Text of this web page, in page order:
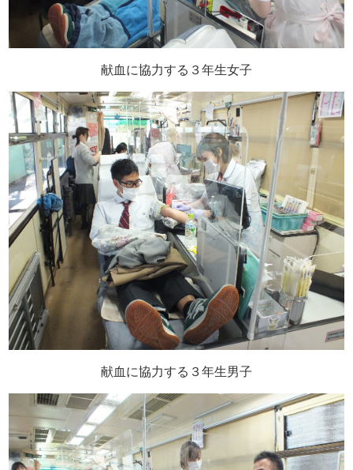
献血に協力する３年生女子
献血に協力する３年生男子